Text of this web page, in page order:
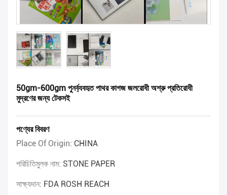
50gm-600gm পুনর্ব্যবহৃত পাথর কাগজ জলরোধী অশ্রু প্রতিরোধী
মুদ্রণের জন্য টেকসই
পণ্যের বিবরণ
Place Of Origin: CHINA
পরিচিতিমুলক নাম: STONE PAPER
সাক্ষ্যদান: FDA ROSH REACH